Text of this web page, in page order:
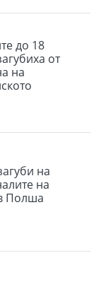
до 18
от
на
на
на
Полша